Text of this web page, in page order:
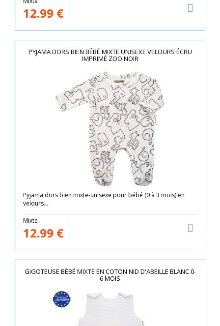
12.99 €
PYJAMA DORS BIEN BÉBÉ MIXTE UNISEXE VELOURS ÉCRU
IMPRIMÉ ZOO NOIR
Pyjama dors bien mixte-unisexe pour bébé (0 à 3 mois) en
velours...
Mixte
12.99 €
GIGOTEUSE BÉBÉ MIXTE EN COTON NID D'ABEILLE BLANC 0-
6 MOIS